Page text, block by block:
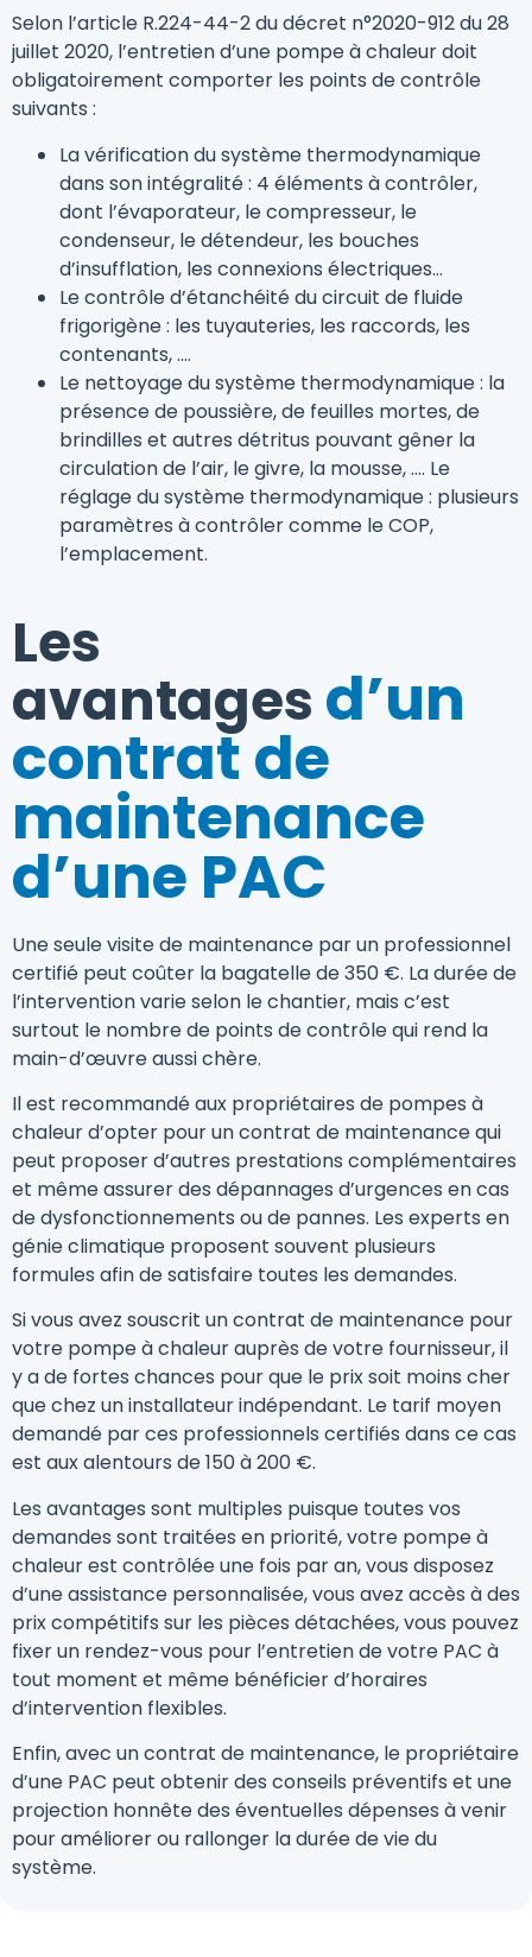
Selon l’article R.224-44-2 du décret n°2020-912 du 28
juillet 2020, l’entretien d’une pompe à chaleur doit
obligatoirement comporter les points de contrôle
suivants :
La vérification du système thermodynamique
dans son intégralité : 4 éléments à contrôler,
dont l’évaporateur, le compresseur, le
condenseur, le détendeur, les bouches
d’insufflation, les connexions électriques…
Le contrôle d’étanchéité du circuit de fluide
frigorigène : les tuyauteries, les raccords, les
contenants, ….
Le nettoyage du système thermodynamique : la
présence de poussière, de feuilles mortes, de
brindilles et autres détritus pouvant gêner la
circulation de l’air, le givre, la mousse, …. Le
réglage du système thermodynamique : plusieurs
paramètres à contrôler comme le COP,
l’emplacement.
Les
avantages d’un
contrat de
maintenance
d’une PAC
Une seule visite de maintenance par un professionnel
certifié peut coûter la bagatelle de 350 €. La durée de
l’intervention varie selon le chantier, mais c’est
surtout le nombre de points de contrôle qui rend la
main-d’œuvre aussi chère.
Il est recommandé aux propriétaires de pompes à
chaleur d’opter pour un contrat de maintenance qui
peut proposer d’autres prestations complémentaires
et même assurer des dépannages d’urgences en cas
de dysfonctionnements ou de pannes. Les experts en
génie climatique proposent souvent plusieurs
formules afin de satisfaire toutes les demandes.
Si vous avez souscrit un contrat de maintenance pour
votre pompe à chaleur auprès de votre fournisseur, il
y a de fortes chances pour que le prix soit moins cher
que chez un installateur indépendant. Le tarif moyen
demandé par ces professionnels certifiés dans ce cas
est aux alentours de 150 à 200 €.
Les avantages sont multiples puisque toutes vos
demandes sont traitées en priorité, votre pompe à
chaleur est contrôlée une fois par an, vous disposez
d’une assistance personnalisée, vous avez accès à des
prix compétitifs sur les pièces détachées, vous pouvez
fixer un rendez-vous pour l’entretien de votre PAC à
tout moment et même bénéficier d’horaires
d’intervention flexibles.
Enfin, avec un contrat de maintenance, le propriétaire
d’une PAC peut obtenir des conseils préventifs et une
projection honnête des éventuelles dépenses à venir
pour améliorer ou rallonger la durée de vie du
système.